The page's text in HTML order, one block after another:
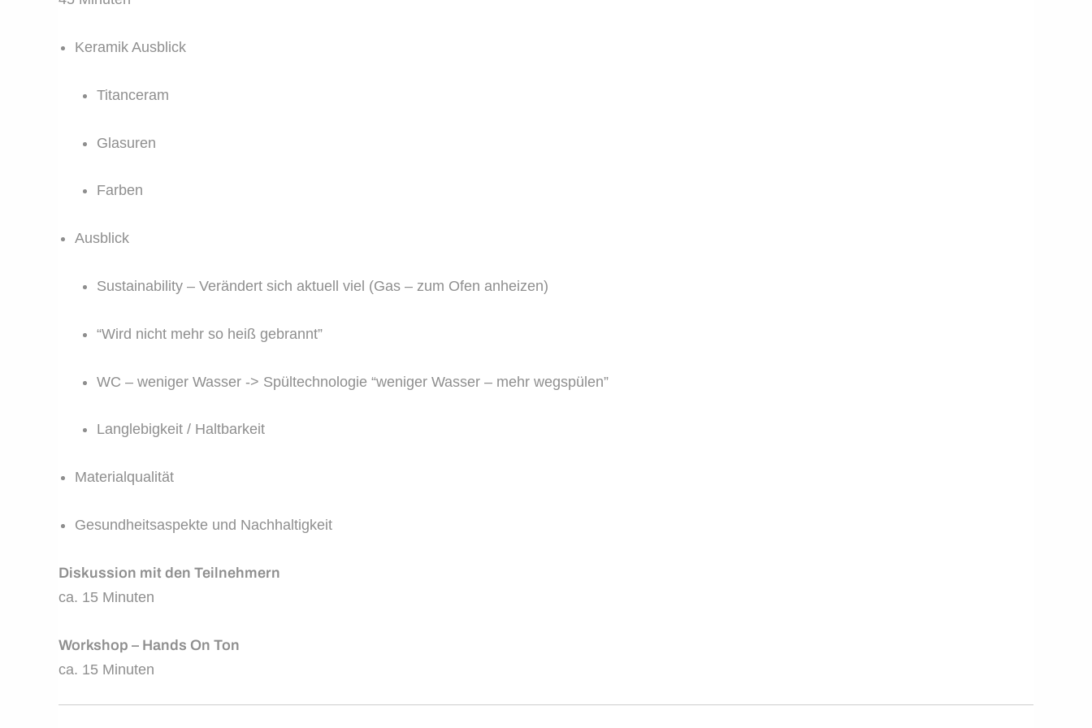
Keramik Ausblick
Titanceram
Glasuren
Farben
Ausblick
Sustainability – Verändert sich aktuell viel (Gas – zum Ofen anheizen)
“Wird nicht mehr so heiß gebrannt”
WC – weniger Wasser -> Spültechnologie “weniger Wasser – mehr wegspülen”
Langlebigkeit / Haltbarkeit
Materialqualität
Gesundheitsaspekte und Nachhaltigkeit
Diskussion mit den Teilnehmern
ca. 15 Minuten
Workshop – Hands On Ton
ca. 15 Minuten